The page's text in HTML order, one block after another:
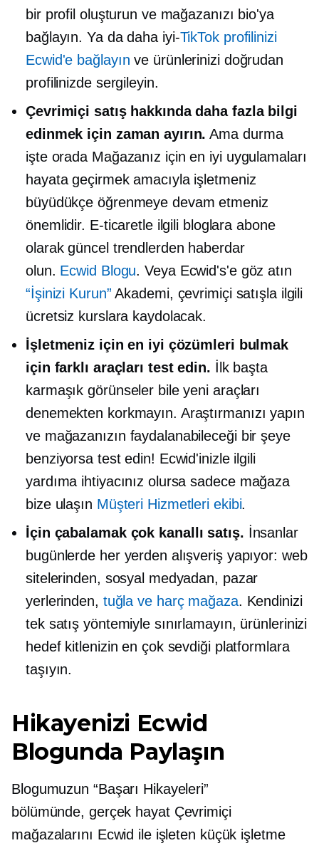
bir profil oluşturun ve mağazanızı bio'ya
bağlayın. Ya dadaha iyi-TikTok profilinizi
Ecwid'e bağlayın ve ürünlerinizi doğrudan
profilinizde sergileyin.
Çevrimiçi satış hakkında daha fazla bilgi
edinmek için zaman ayırın. Ama durma
işte orada Mağazanız için en iyi uygulamaları
hayata geçirmek amacıyla işletmeniz
büyüdükçe öğrenmeye devam etmeniz
önemlidir. E-ticaretle ilgili bloglara abone
olarak güncel trendlerden haberdar
olun. Ecwid Blogu. Veya Ecwid's'e göz atın
“İşinizi Kurun” Akademi, çevrimiçi satışla ilgili
ücretsiz kurslara kaydolacak.
İşletmeniz için en iyi çözümleri bulmak
için farklı araçları test edin. İlk başta
karmaşık görünseler bile yeni araçları
denemekten korkmayın. Araştırmanızı yapın
ve mağazanızın faydalanabileceği bir şeye
benziyorsa test edin! Ecwid'inizle ilgili
yardıma ihtiyacınız olursasadece mağaza
bize ulaşın Müşteri Hizmetleri ekibi.
İçin çabalamak çok kanallı satış. İnsanlar
bugünlerde her yerden alışveriş yapıyor: web
sitelerinden, sosyal medyadan, pazar
yerlerinden, tuğla ve harçmağaza. Kendinizi
tek satış yöntemiyle sınırlamayın, ürünlerinizi
hedef kitlenizin en çok sevdiği platformlara
taşıyın.
Hikayenizi Ecwid
Blogunda Paylaşın
Blogumuzun “Başarı Hikayeleri”
bölümünde, gerçek hayatÇevrimiçi
mağazalarını Ecwid ile işleten küçük işletme